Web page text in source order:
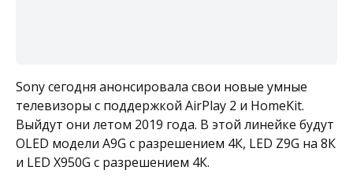
Sony сегодня анонсировала свои новые умные
телевизоры с поддержкой AirPlay 2 и HomeKit.
Выйдут они летом 2019 года. В этой линейке будут
OLED модели A9G с разрешением 4К, LED Z9G на 8К
и LED X950G с разрешением 4К.